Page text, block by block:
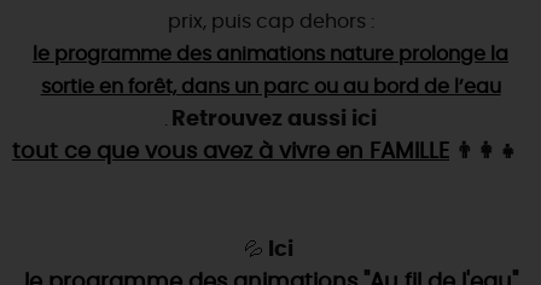
TOUTES LES ACTIVITÉS
gourmandeset créatives
Vins etvignobles
Chic, une aire de pique-nique
guinguettes
Que rapporter du Loiret ?
TOUT L'ART DE VIVRE
Des vacances auprès des animaux 🐎
(re)Découvrir les coulisses de la Faïencerie de
Gien !
Expérimenterles parcours Baludik🕵️
Rendez-vous de la nature en 2026
SE REPÉRER,SE DÉPLACER
INFOS &
RÉSERVER MAINTENANT
prix, puis cap dehors :
le programme des animations nature prolonge la
sortie en forêt, dans un parc ou au bord de l’eau
Retrouvez aussi ici
tout ce que vous avez à vivre en FAMILLE 👨‍👩‍👧
💦
Ici